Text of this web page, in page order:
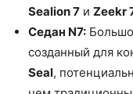
Sealion 7 и Zeekr
Седан N7:
созданный для
Seal,